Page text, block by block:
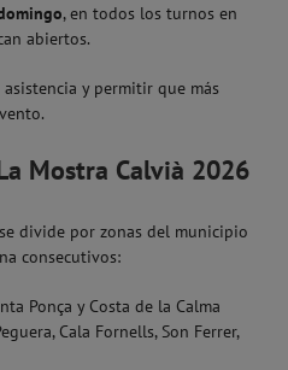
, en todos los turnos en
abiertos.
y permitir que más
Mostra Calvià 2026
divide por zonas del municipio
consecutivos:
Ponça y Costa de la Calma
, Cala Fornells, Son Ferrer,